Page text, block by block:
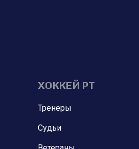
ХОККЕЙ РТ
Тренеры
Судьи